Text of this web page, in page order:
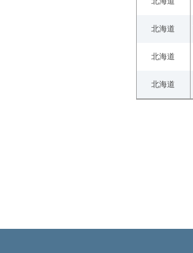
北海道
北海道
北海道